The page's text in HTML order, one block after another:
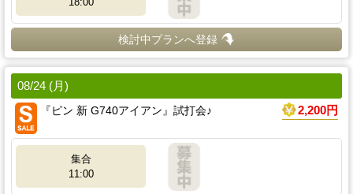
検討中プランへ登録
08/24 (月)
『ピン 新 G740アイアン』試打会♪
2,200円
集合
11:00